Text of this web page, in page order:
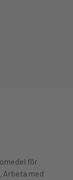
för
Arbeta med